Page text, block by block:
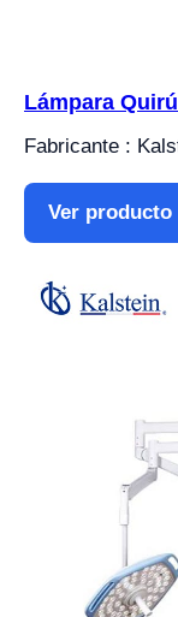
Lámpara
Fabricante :
Ver producto